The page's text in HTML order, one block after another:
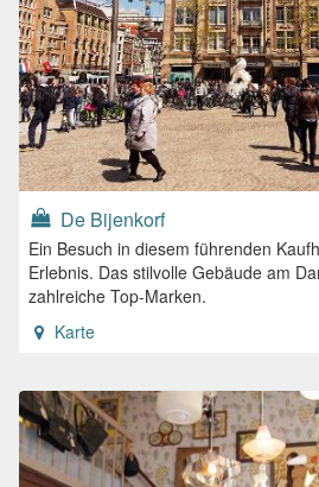
De Bijenkorf
Ein Besuch in diesem führenden
Erlebnis. Das stilvolle Gebäude am
zahlreiche Top-Marken.
Karte